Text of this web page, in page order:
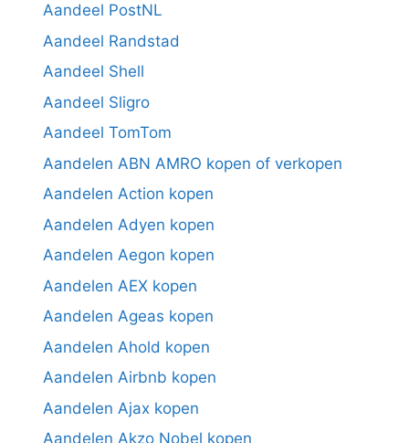
Aandeel PostNL
Aandeel Randstad
Aandeel Shell
Aandeel Sligro
Aandeel TomTom
Aandelen ABN AMRO kopen of verkopen
Aandelen Action kopen
Aandelen Adyen kopen
Aandelen Aegon kopen
Aandelen AEX kopen
Aandelen Ageas kopen
Aandelen Ahold kopen
Aandelen Airbnb kopen
Aandelen Ajax kopen
Aandelen Akzo Nobel kopen